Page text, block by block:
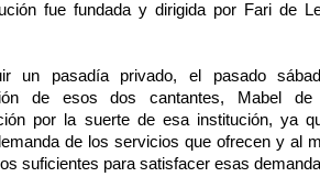
fue fundada y dirigida por Fari de
un pasadía privado, el pasado
de esos dos cantantes, Mabel
por la suerte de esa institución, ya
de los servicios que ofrecen y al
suficientes para satisfacer esas